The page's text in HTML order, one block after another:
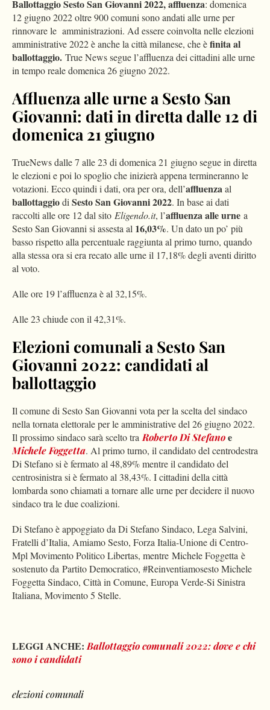
Ballottaggio Sesto San Giovanni 2022, affluenza: domenica
12 giugno 2022 oltre 900 comuni sono andati alle urne per
rinnovare le amministrazioni. Ad essere coinvolta nelle elezioni
amministrative 2022 è anche la città milanese, che èfinita al
ballottaggio. True News segue l’affluenza dei cittadini alle urne
in tempo reale domenica 26 giugno 2022.
Affluenza alle urne a Sesto San
Giovanni: dati in diretta dalle 12 di
domenica 21 giugno
TrueNews dalle 7 alle 23 di domenica 21 giugno segue in diretta
le elezioni e poi lo spoglio che inizierà appena termineranno le
votazioni. Ecco quindi i dati, ora per ora, dell’affluenzaal
ballottaggiodiSesto San Giovanni 2022. In base ai dati
raccolti alle ore 12 dal sito Eligendo.it, l’affluenza alle urne a
Sesto San Giovanni si assesta al 16,03%. Un dato un po’ più
basso rispetto alla percentuale raggiunta al primo turno, quando
alla stessa ora si era recato alle urne il 17,18% degli aventi diritto
al voto.
Alle ore 19 l’affluenza è al 32,15%.
Alle 23 chiude con il 42,31%.
Elezioni comunali a Sesto San
Giovanni 2022: candidati al
ballottaggio
Il comune di Sesto San Giovanni vota per la scelta del sindaco
nella tornata elettorale per le amministrative del 26 giugno 2022.
Il prossimo sindaco sarà scelto traRoberto Di Stefanoe
Michele Foggetta. Al primo turno, il candidato del centrodestra
Di Stefano si è fermato al 48,89% mentre il candidato del
centrosinistra si è fermato al 38,43%. I cittadini della città
lombarda sono chiamati a tornare alle urne per decidere il nuovo
sindaco tra le due coalizioni.
Di Stefano è appoggiato daDi Stefano Sindaco, Lega Salvini,
Fratelli d’Italia, Amiamo Sesto, Forza Italia-Unione di Centro-
Mpl Movimento Politico Libertas, mentre Michele Foggetta è
sostenuto da Partito Democratico, #Reinventiamosesto Michele
Foggetta Sindaco, Città in Comune, Europa Verde-Si Sinistra
Italiana, Movimento 5 Stelle.
LEGGI ANCHE: Ballottaggio comunali 2022: dove e chi
sono i candidati
elezioni comunali